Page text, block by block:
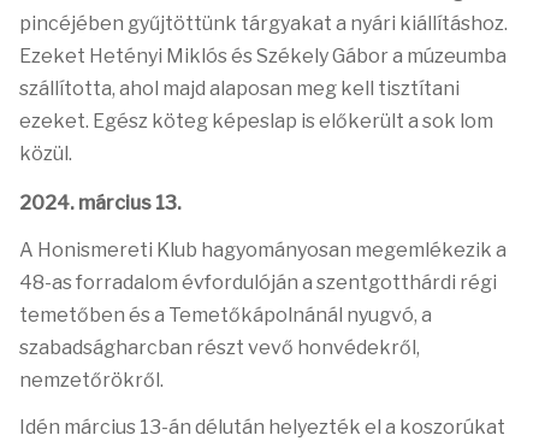
pincéjében gyűjtöttünk tárgyakat a nyári kiállításhoz.
Ezeket Hetényi Miklós és Székely Gábor a múzeumba
szállította, ahol majd alaposan meg kell tisztítani
ezeket. Egész köteg képeslap is előkerült a sok lom
közül.
2024. március 13.
A Honismereti Klub hagyományosan megemlékezik a
48-as forradalom évfordulóján a szentgotthárdi régi
temetőben és a Temetőkápolnánál nyugvó, a
szabadságharcban részt vevő honvédekről,
nemzetőrökről.
Idén március 13-án délután helyezték el a koszorúkat